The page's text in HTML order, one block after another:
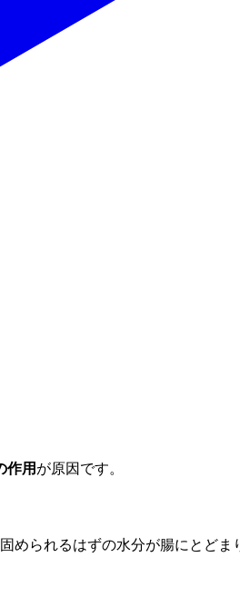
作用 が原因です。
められるはずの水分が腸にとどま